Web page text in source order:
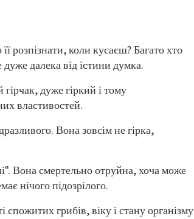
розпізнати, коли кусаєш? Багато хто
далека від істини думка.
дуже гіркий і тому
властивостей.
Вона зовсім не гірка,
Вона смертельно отруйна, хоча може
нічого підозрілого.
грибів, віку і стану організму